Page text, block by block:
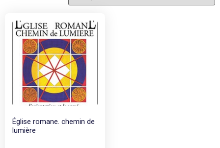
Église romane. chemin de
lumière